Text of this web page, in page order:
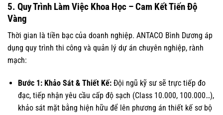
5. Quy Trình Làm Việc Khoa Học – Cam Kết Tiến Độ
Vàng
Thời gian là tiền bạc của doanh nghiệp. ANTACO Bình Dương áp
dụng quy trình thi công và quản lý dự án chuyên nghiệp, rành
mạch:
Bước 1: Khảo Sát & Thiết Kế:Đội ngũ kỹ sư sẽ trực tiếp đo
đạc, tiếp nhận yêu cầu cấp độ sạch (Class 10.000, 100.000…),
khảo sát mặt bằng hiện hữu để lên phương án thiết kế sơ bộ